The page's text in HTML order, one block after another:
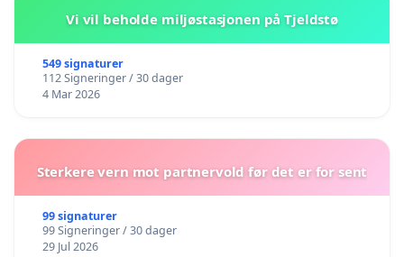
Vi vil beholde miljøstasjonen på Tjeldstø
549 signaturer
112 Signeringer / 30 dager
4 Mar 2026
Sterkere vern mot partnervold før det er for sent
99 signaturer
99 Signeringer / 30 dager
29 Jul 2026